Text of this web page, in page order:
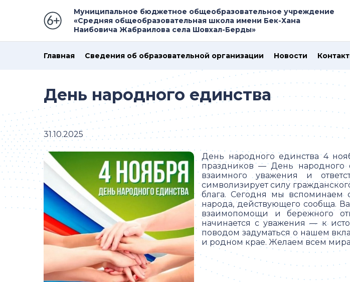
Муниципальное бюджетное общеобразовательное учреждение
«Средняя общеобразовательная школа имени Бек-Хана
Наибовича Жабраилова села Шовхал-Берды»
Главная Сведения об образовательной организации Новости
День народного единства
31.10.2025
День народного единства 4
праздников — День народного
взаимного уважения и
символизирует силу
блага. Сегодня мы вспоминаем
народа, действующего сообща.
взаимопомощи и бережного
начинается с уважения — к
поводом задуматься о нашем
и родном крае. Желаем всем